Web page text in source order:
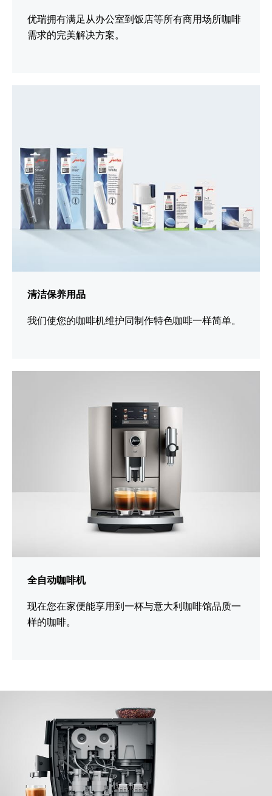
优瑞拥有满足从办公室到饭店等所有商用场所咖啡
需求的完美解决方案。
清洁保养用品
我们使您的咖啡机维护同制作特色咖啡一样简单。
全自动咖啡机
现在您在家便能享用到一杯与意大利咖啡馆品质一
样的咖啡。